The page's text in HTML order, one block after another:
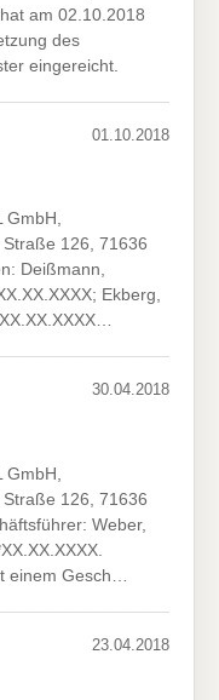
am 02.10.2018
des
eingereicht.
01.10.2018
GmbH,
126, 71636
Deißmann,
Ekberg,
30.04.2018
126, 71636
Weber,
einem Gesch…
23.04.2018